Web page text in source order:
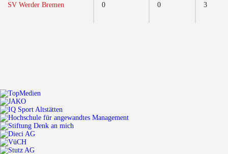
SV Werder Bremen 0 0 3